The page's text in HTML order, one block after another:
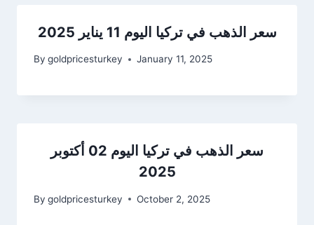
سعر الذهب في تركيا اليوم 11 يناير 2025
By goldpricesturkey January 11, 2025
سعر الذهب في تركيا اليوم 02 أكتوبر
2025
By goldpricesturkey October 2, 2025